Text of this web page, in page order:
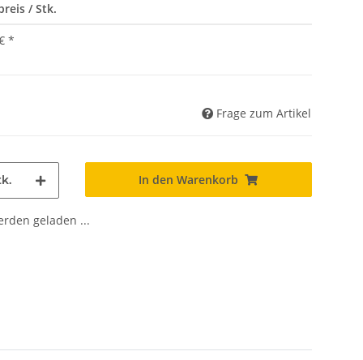
/ Stk.
*
Frage zum Artikel
In den Warenkorb
geladen ...